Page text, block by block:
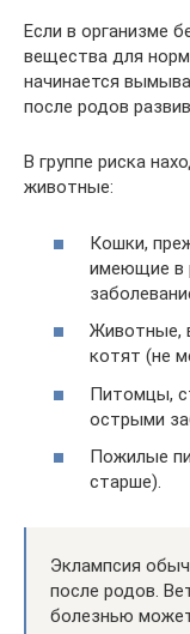
Если в организме
вещества для
начинается
после родов
В группе риска
животные:
Кошки,
имеющие в
Животные,
котят (не
Питомцы,
острыми
Пожилые
старше).
Эклампсия
после родов.
болезнью